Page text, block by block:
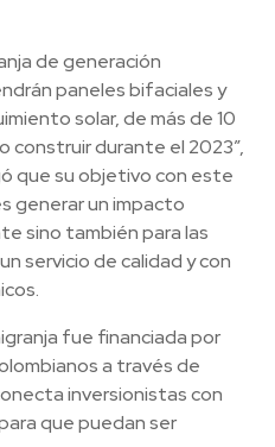
de generación
paneles bifaciales y
solar, de más de 10
durante el 2023”,
que su objetivo con este
generar un impacto
sino también para las
servicio de calidad y con
fue financiada por
a través de
inversionistas con
que puedan ser